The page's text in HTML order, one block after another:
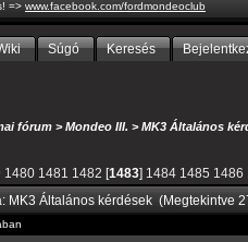
=> www.facebook.com/fordmondeoclub
Súgó Keresés
fórum >Mondeo III. >MK3 Általános
1480 1481 1482 [1483] 1484 1485 1486
MK3 Általános kérdések (Megtekintve